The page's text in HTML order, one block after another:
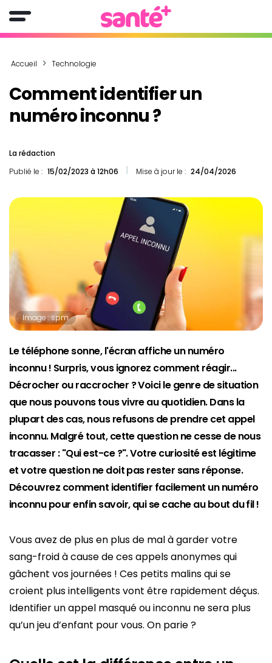
Accueil Technologie
Comment identifier un
numéro inconnu ?
La rédaction
Publié le : 15/02/2023 à 12h06 Mise à jour le : 24/04/2026
Image : spm
Le téléphone sonne, l'écran affiche un numéro
inconnu ! Surpris, vous ignorez comment réagir...
Décrocher ou raccrocher ? Voici le genre de situation
que nous pouvons tous vivre au quotidien. Dans la
plupart des cas, nous refusons de prendre cet appel
inconnu. Malgré tout, cette question ne cesse de nous
tracasser : "Qui est-ce ?". Votre curiosité est légitime
et votre question ne doit pas rester sans réponse.
Découvrez comment identifier facilement un numéro
inconnu pour enfin savoir, qui se cache au bout du fil !
Vous avez de plus en plus de mal à garder votre
sang-froid à cause de ces appels anonymes qui
gâchent vos journées ! Ces petits malins qui se
croient plus intelligents vont être rapidement déçus.
Identifier un appel masqué ou inconnu ne sera plus
qu’un jeu d’enfant pour vous. On parie ?